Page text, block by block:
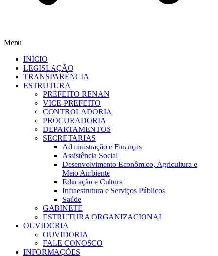
Menu
INÍCIO
LEGISLAÇÃO
TRANSPARÊNCIA
ESTRUTURA
PREFEITO RENAN
VICE-PREFEITO
CONTROLADORIA
PROCURADORIA
DEPARTAMENTOS
SECRETARIAS
Administração e Finanças
Assistência Social
Desenvolvimento Econômico, Agricultura e
Meio Ambiente
Educação e Cultura
Infraestrutura e Serviços Públicos
Saúde
GABINETE
ESTRUTURA ORGANIZACIONAL
OUVIDORIA
OUVIDORIA
FALE CONOSCO
INFORMAÇÕES